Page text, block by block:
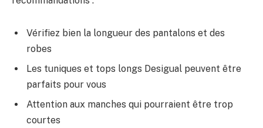
Vérifiez bien la longueur des pantalons et des
robes
Les tuniques et tops longs Desigual peuvent être
parfaits pour vous
Attention aux manches qui pourraient être trop
courtes